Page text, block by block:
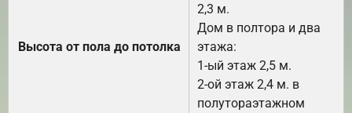
Высота от пола до потолка
2,3 м.
Дом в полтора и два
этажа:
1-ый этаж 2,5 м.
2-ой этаж 2,4 м. в
полутораэтажном